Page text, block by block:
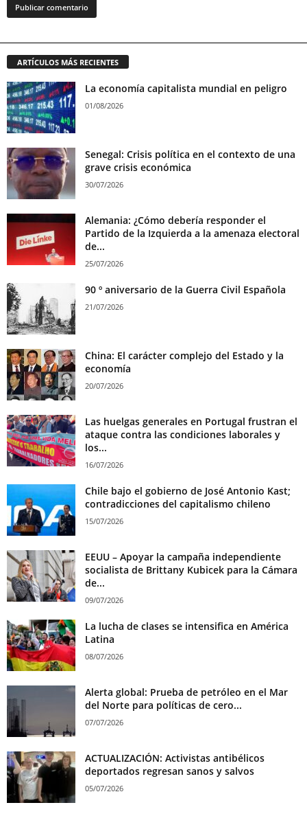
ARTÍCULOS MÁS RECIENTES
La economía capitalista mundial en peligro
01/08/2026
Senegal: Crisis política en el contexto de una
grave crisis económica
30/07/2026
Alemania: ¿Cómo debería responder el
Partido de la Izquierda a la amenaza electoral
de...
25/07/2026
90 º aniversario de la Guerra Civil Española
21/07/2026
China: El carácter complejo del Estado y la
economía
20/07/2026
Las huelgas generales en Portugal frustran el
ataque contra las condiciones laborales y
los...
16/07/2026
Chile bajo el gobierno de José Antonio Kast;
contradicciones del capitalismo chileno
15/07/2026
EEUU – Apoyar la campaña independiente
socialista de Brittany Kubicek para la Cámara
de...
09/07/2026
La lucha de clases se intensifica en América
Latina
08/07/2026
Alerta global: Prueba de petróleo en el Mar
del Norte para políticas de cero...
07/07/2026
ACTUALIZACIÓN: Activistas antibélicos
deportados regresan sanos y salvos
05/07/2026